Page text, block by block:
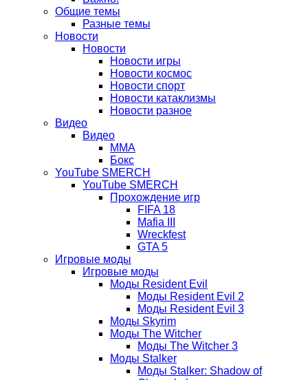
вкладке)
новой
вкладке)
Общие темы
Разные темы
Новости
Новости
Новости игры
Новости космос
Новости спорт
Новости катаклизмы
Новости разное
Видео
Видео
ММА
Бокс
YouTube SMERCH
YouTube SMERCH
Прохождение игр
FIFA 18
Mafia III
Wreckfest
GTA 5
Игровые моды
Игровые моды
Моды Resident Evil
Моды Resident Evil 2
Моды Resident Evil 3
Моды Skyrim
Моды The Witcher
Моды The Witcher 3
Моды Stalker
Моды Stalker: Shadow of